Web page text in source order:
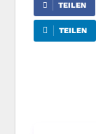
TEILEN
TEILEN